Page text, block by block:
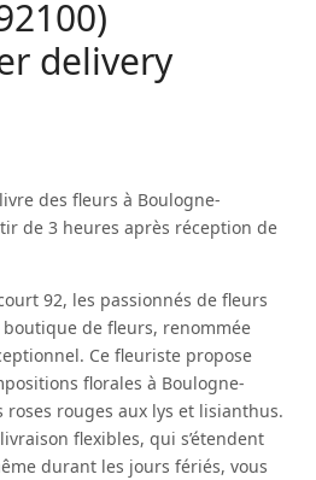
delivery
des fleurs à Boulogne-
de 3 heures après réception de
92, les passionnés de fleurs
de fleurs, renommée
Ce fleuriste propose
florales à Boulogne-
roses rouges aux lys et lisianthus.
flexibles, qui s’étendent
durant les jours fériés, vous